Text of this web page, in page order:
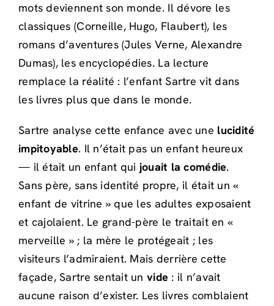
mots deviennent son monde. Il dévore les
classiques (Corneille, Hugo, Flaubert), les
romans d’aventures (Jules Verne, Alexandre
Dumas), les encyclopédies. La lecture
remplace la réalité : l’enfant Sartre vit dans
les livres plus que dans le monde.
Sartre analyse cette enfance avec une lucidité
impitoyable. Il n’était pas un enfant heureux
— il était un enfant qui jouait la comédie.
Sans père, sans identité propre, il était un «
enfant de vitrine » que les adultes exposaient
et cajolaient. Le grand-père le traitait en «
merveille » ; la mère le protégeait ; les
visiteurs l’admiraient. Mais derrière cette
façade, Sartre sentait unvide : il n’avait
aucune raison d’exister. Les livres comblaient